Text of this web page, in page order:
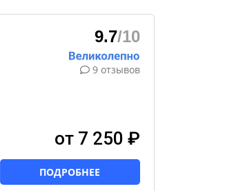
9.7/10
9 отзывов
от 7 250 ₽
ПОДРОБНЕЕ